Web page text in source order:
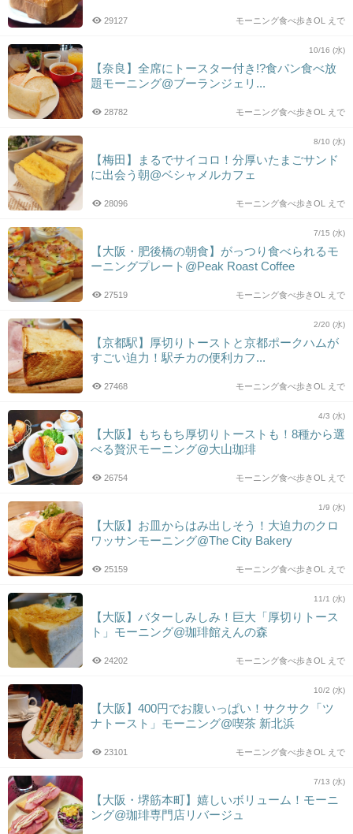
モーニング食べ歩きOL えで
29127
10/16 (水)
【奈良】全席にトースター付き!?食パン食べ放
題モーニング@ブーランジェリ...
モーニング食べ歩きOL えで
28782
8/10 (水)
【梅田】まるでサイコロ！分厚いたまごサンド
に出会う朝@ベシャメルカフェ
モーニング食べ歩きOL えで
28096
7/15 (水)
【大阪・肥後橋の朝食】がっつり食べられるモ
ーニングプレート@Peak Roast Coffee
モーニング食べ歩きOL えで
27519
2/20 (水)
【京都駅】厚切りトーストと京都ポークハムが
すごい迫力！駅チカの便利カフ...
モーニング食べ歩きOL えで
27468
4/3 (水)
【大阪】もちもち厚切りトーストも！8種から選
べる贅沢モーニング@大山珈琲
モーニング食べ歩きOL えで
26754
1/9 (水)
【大阪】お皿からはみ出しそう！大迫力のクロ
ワッサンモーニング@The City Bakery
モーニング食べ歩きOL えで
25159
11/1 (水)
【大阪】バターしみしみ！巨大「厚切りトース
ト」モーニング@珈琲館えんの森
モーニング食べ歩きOL えで
24202
10/2 (水)
【大阪】400円でお腹いっぱい！サクサク「ツ
ナトースト」モーニング@喫茶 新北浜
モーニング食べ歩きOL えで
23101
7/13 (水)
【大阪・堺筋本町】嬉しいボリューム！モーニ
ング@珈琲専門店リバージュ